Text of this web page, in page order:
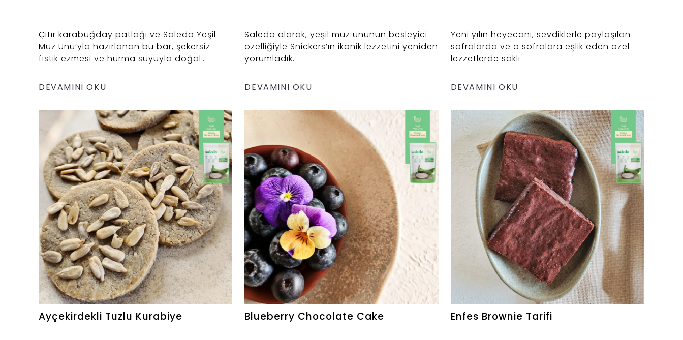
Çıtır karabuğday patlağı ve Saledo Yeşil
Muz Unu’yla hazırlanan bu bar, şekersiz
fıstık ezmesi ve hurma suyuyla doğal
DEVAMINI OKU
Saledo olarak, yeşil muz ununun besleyici
özelliğiyle Snickers’ın ikonik lezzetini yeniden
yorumladık.
DEVAMINI OKU
Yeni yılın heyecanı, sevdiklerle paylaşılan
sofralarda ve o sofralara eşlik eden özel
lezzetlerde saklı.
DEVAMINI OKU
Ayçekirdekli Tuzlu Kurabiye Blueberry Chocolate Cake Enfes Brownie Tarifi